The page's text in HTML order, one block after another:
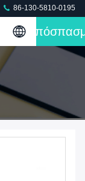
86-130-5810-0195